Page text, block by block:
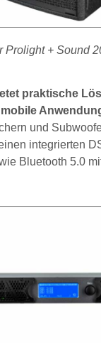
Prolight + Sound
praktische
und
integrierten
Bluetooth 5.0